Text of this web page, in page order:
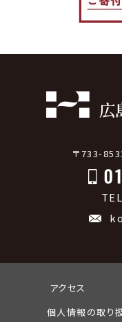
〒733-
アクセス
個人情報の取り